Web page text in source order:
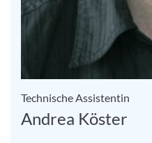
Technische Assistentin
Andrea Köster